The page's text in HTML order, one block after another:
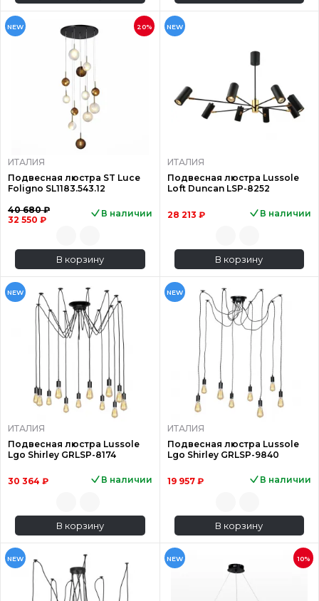
NEW 20%
ИТАЛИЯ
Подвесная люстра ST Luce
Foligno SL1183.543.12
40 680 ₽
32 550 ₽
В наличии
В корзину
NEW
ИТАЛИЯ
Подвесная люстра Lussole
Loft Duncan LSP-8252
28 213 ₽ В наличии
В корзину
NEW
ИТАЛИЯ
Подвесная люстра Lussole
Lgo Shirley GRLSP-8174
30 364 ₽ В наличии
В корзину
NEW
ИТАЛИЯ
Подвесная люстра Lussole
Lgo Shirley GRLSP-9840
19 957 ₽ В наличии
В корзину
NEW NEW 10%